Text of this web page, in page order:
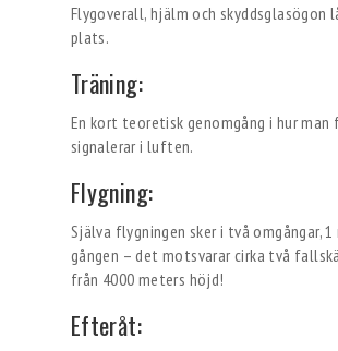
Flygoverall, hjälm och skyddsglasögon
plats.
Träning:
En kort teoretisk genomgång i hur man
signalerar i luften.
Flygning:
Själva flygningen sker i två omgångar,
gången – det motsvarar cirka två
från 4000 meters höjd!
Efteråt: